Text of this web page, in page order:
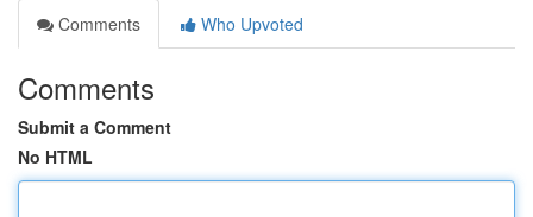
Comments
Who Upvoted
Comments
Submit a Comment
No HTML